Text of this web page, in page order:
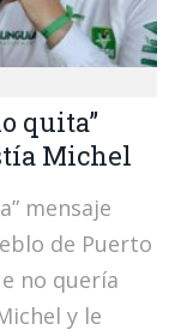
quita”
Michel
mensaje
de Puerto
no quería
y le